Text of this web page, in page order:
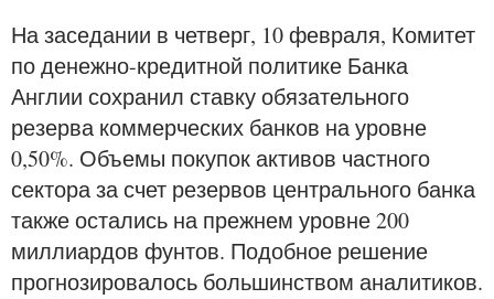
На заседании в четверг, 10 февраля, Комитет
по денежно-кредитной политике Банка
Англии сохранил ставку обязательного
резерва коммерческих банков на уровне
0,50%. Объемы покупок активов частного
сектора за счет резервов центрального банка
также остались на прежнем уровне 200
миллиардов фунтов. Подобное решение
прогнозировалось большинством аналитиков.